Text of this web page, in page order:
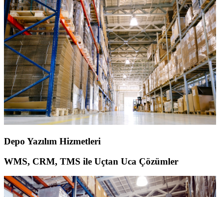
Depo Yazılım Hizmetleri
WMS, CRM, TMS ile Uçtan Uca Çözümler